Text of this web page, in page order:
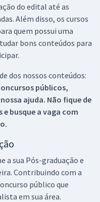
do edital até as
Além disso, os cursos
quem possui uma
bons conteúdos para
dos nossos conteúdos:
públicos,
ajuda. Não fique de
busque a vaga com
a sua Pós-graduação e
Contribuindo com a
público que
em sua área.